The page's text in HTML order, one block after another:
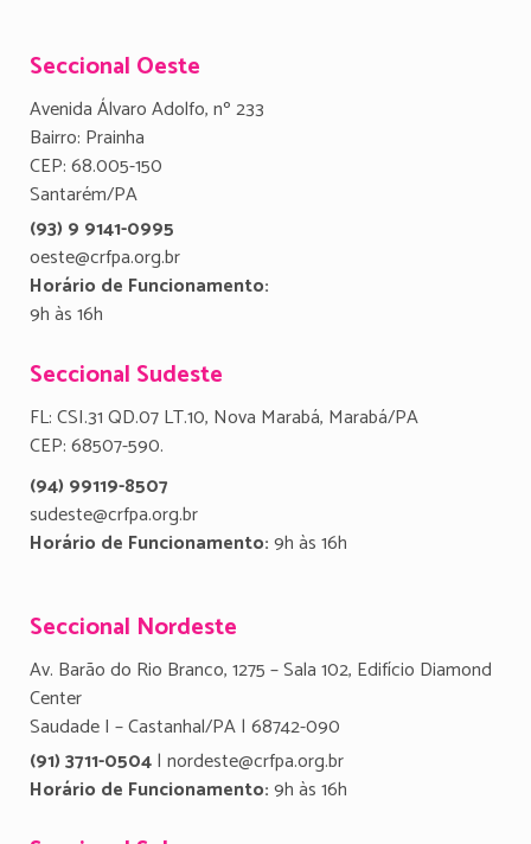
Seccional Oeste
Avenida Álvaro Adolfo, nº 233
Bairro: Prainha
CEP: 68.005-150
Santarém/PA
(93) 9 9141-0995
oeste@crfpa.org.br
Horário de Funcionamento:
9h às 16h
Seccional Sudeste
FL: CSI.31 QD.07 LT.10, Nova Marabá, Marabá/PA
CEP: 68507-590.
(94) 99119-8507
sudeste@crfpa.org.br
Horário de Funcionamento:9h às 16h
Seccional Nordeste
Av. Barão do Rio Branco, 1275 – Sala 102, Edifício Diamond
Center
Saudade I – Castanhal/PA | 68742-090
(91) 3711-0504| nordeste@crfpa.org.br
Horário de Funcionamento:9h às 16h